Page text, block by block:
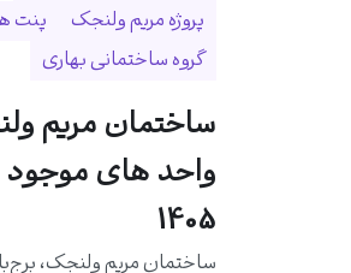
پروژه مریم ولنجک
پنت
گروه ساختمانی بهاری
ساختمان مریم
واحد های موجود
1405
ساختمان مریم ولنجک،